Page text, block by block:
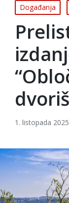
Posted
in
Događanja
1. listopada